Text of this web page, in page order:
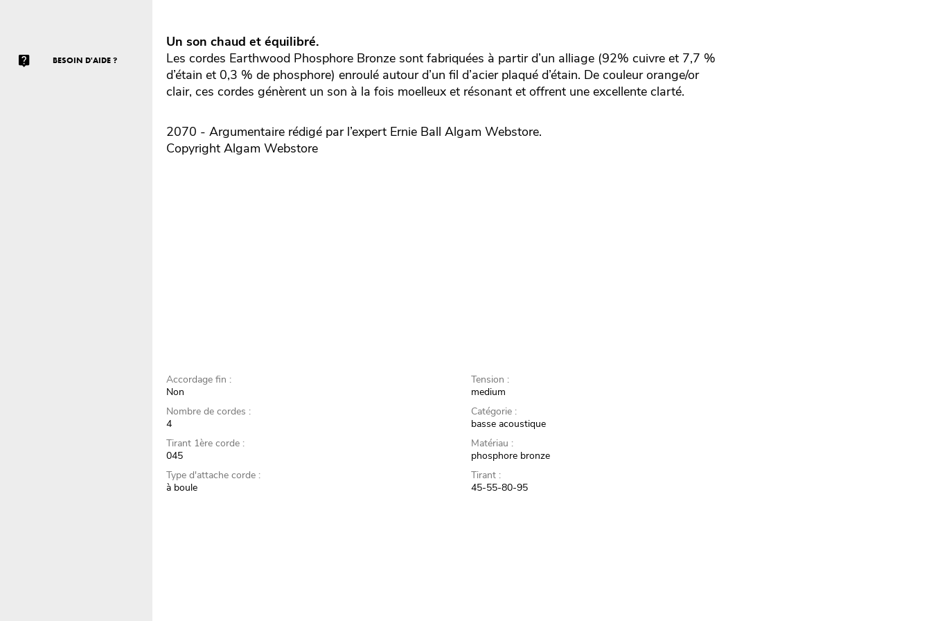
BESOIN D'AIDE ?
Un son chaud et équilibré.
Les cordes Earthwood Phosphore Bronze sont fabriquées à partir d’un alliage (92% cuivre et 7,7 %
d’étain et 0,3 % de phosphore) enroulé autour d’un fil d’acier plaqué d’étain. De couleur orange/or
clair, ces cordes génèrent un son à la fois moelleux et résonant et offrent une excellente clarté.
2070 - Argumentaire rédigé par l’expert Ernie Ball Algam Webstore.
Copyright Algam Webstore
Accordage fin :
Non
Nombre de cordes :
4
Tirant 1ère corde :
045
Type d'attache corde :
à boule
Tension :
medium
Catégorie :
basse acoustique
Matériau :
phosphore bronze
Tirant :
45-55-80-95